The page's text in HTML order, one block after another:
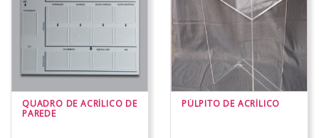
QUADRO DE ACRÍLICO DE
PAREDE
PÚLPITO DE ACRÍLICO